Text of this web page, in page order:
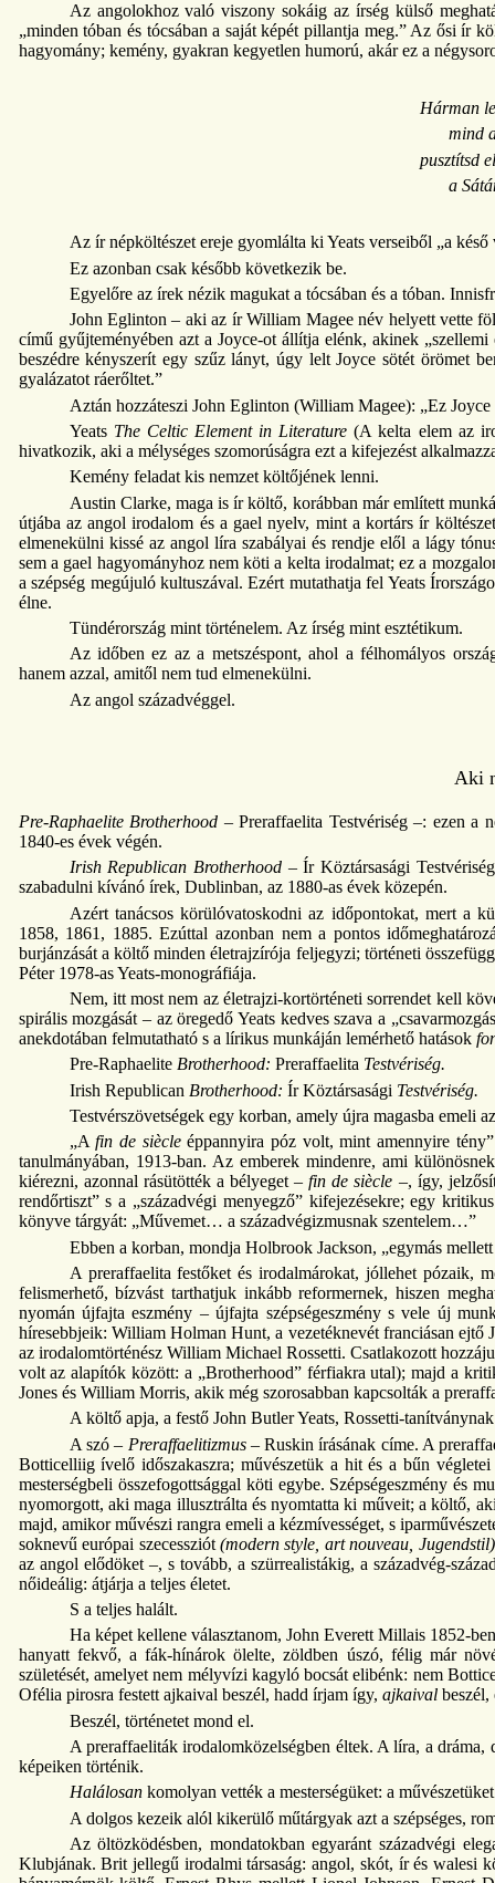
Az angolokhoz való viszony sokáig az írség külső
„minden tóban és tócsában a saját képét pillantja meg.” Az ősi ír
hagyomány; kemény, gyakran kegyetlen humorú, akár ez a
Hárman
mind
pusztítsd
a
Az ír népköltészet ereje gyomlálta ki Yeats verseiből „a
Ez azonban csak később következik be.
Egyelőre az írek nézik magukat a tócsában és a tóban.
John Eglinton – aki az ír William Magee név helyett vette
című gyűjteményében azt a Joyce-ot állítja elénk, akinek
beszédre kényszerít egy szűz lányt, úgy lelt Joyce sötét örömet
gyalázatot ráerőltet.”
Aztán hozzáteszi John Eglinton (William Magee): „Ez Joyce
Yeats The Celtic Element in Literature (A kelta elem az
hivatkozik, aki a mélységes szomorúságra ezt a kifejezést
Kemény feladat kis nemzet költőjének lenni.
Austin Clarke, maga is ír költő, korábban már említett
útjába az angol irodalom és a gael nyelv, mint a kortárs ír
elmenekülni kissé az angol líra szabályai és rendje elől a lágy
sem a gael hagyományhoz nem köti a kelta irodalmat; ez a
a szépség megújuló kultuszával. Ezért mutathatja fel Yeats
élne.
Tündérország mint történelem. Az írség mint esztétikum.
Az időben ez az a metszéspont, ahol a félhomályos
hanem azzal, amitől nem tud elmenekülni.
Az angol századvéggel.
Aki
Pre-Raphaelite Brotherhood – Preraffaelita Testvériség –: ezen a
1840-es évek végén.
Irish Republican Brotherhood– Ír Köztársasági
szabadulni kívánó írek, Dublinban, az 1880-as évek közepén.
Azért tanácsos körülóvatoskodni az időpontokat, mert a
1858, 1861, 1885. Ezúttal azonban nem a pontos
burjánzását a költő minden életrajzírója feljegyzi; történeti
Péter 1978-as Yeats-monográfiája.
Nem, itt most nem az életrajzi-kortörténeti sorrendet kell
spirális mozgását – az öregedő Yeats kedves szava a
anekdotában felmutatható s a lírikus munkáján lemérhető hatások
Pre-Raphaelite Brotherhood: Preraffaelita Testvériség.
Irish Republican Brotherhood: Ír Köztársasági Testvériség.
Testvérszövetségek egy korban, amely újra magasba emeli
„Afin de siècleéppannyira póz volt, mint amennyire
tanulmányában, 1913-ban. Az emberek mindenre, ami
kiérezni, azonnal rásütötték a bélyeget –fin de siècle –, így,
rendőrtiszt” s a „századvégi menyegző” kifejezésekre; egy
könyve tárgyát: „Művemet… a századvégizmusnak szentelem…”
Ebben a korban, mondja Holbrook Jackson, „egymás
A preraffaelita festőket és irodalmárokat, jóllehet pózaik,
felismerhető, bízvást tarthatjuk inkább reformernek, hiszen
nyomán újfajta eszmény – újfajta szépségeszmény s vele új
híresebbjeik: William Holman Hunt, a vezetéknevét franciásan
az irodalomtörténész William Michael Rossetti. Csatlakozott
volt az alapítók között: a „Brotherhood” férfiakra utal); majd a
Jones és William Morris, akik még szorosabban kapcsolták a
A költő apja, a festő John Butler Yeats, Rossetti-
A szó – Preraffaelitizmus– Ruskin írásának címe. A
Botticelliig ívelő időszakaszra; művészetük a hit és a bűn
mesterségbeli összefogottsággal köti egybe. Szépségeszmény
nyomorgott, aki maga illusztrálta és nyomtatta ki műveit; a költő,
majd, amikor művészi rangra emeli a kézmívességet, s
soknevű európai szecessziót (modern style, art nouveau,
az angol elődöket –, s tovább, a szürrealistákig, a századvég-
nőideálig: átjárja a teljes életet.
S a teljes halált.
Ha képet kellene választanom, John Everett Millais 1852-
hanyatt fekvő, a fák-hínárok ölelte, zöldben úszó, félig már
születését, amelyet nem mélyvízi kagyló bocsát elibénk: nem
Ofélia pirosra festett ajkaival beszél, hadd írjam így, ajkaivalbeszél,
Beszél, történetet mond el.
A preraffaeliták irodalomközelségben éltek. A líra, a
képeiken történik.
Halálosankomolyan vették a mesterségüket: a
A dolgos kezeik alól kikerülő műtárgyak azt a szépséges,
Az öltözködésben, mondatokban egyaránt századvégi
Klubjának. Brit jellegű irodalmi társaság: angol, skót, ír és walesi